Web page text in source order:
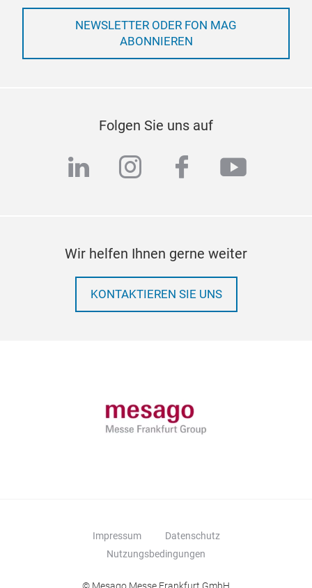
NEWSLETTER ODER FON MAG
ABONNIEREN
Folgen Sie uns auf
linkedininstagram
facebook
Wir helfen Ihnen gerne weiter
KONTAKTIEREN SIE UNS
Impressum
Datenschutz
Nutzungsbedingungen